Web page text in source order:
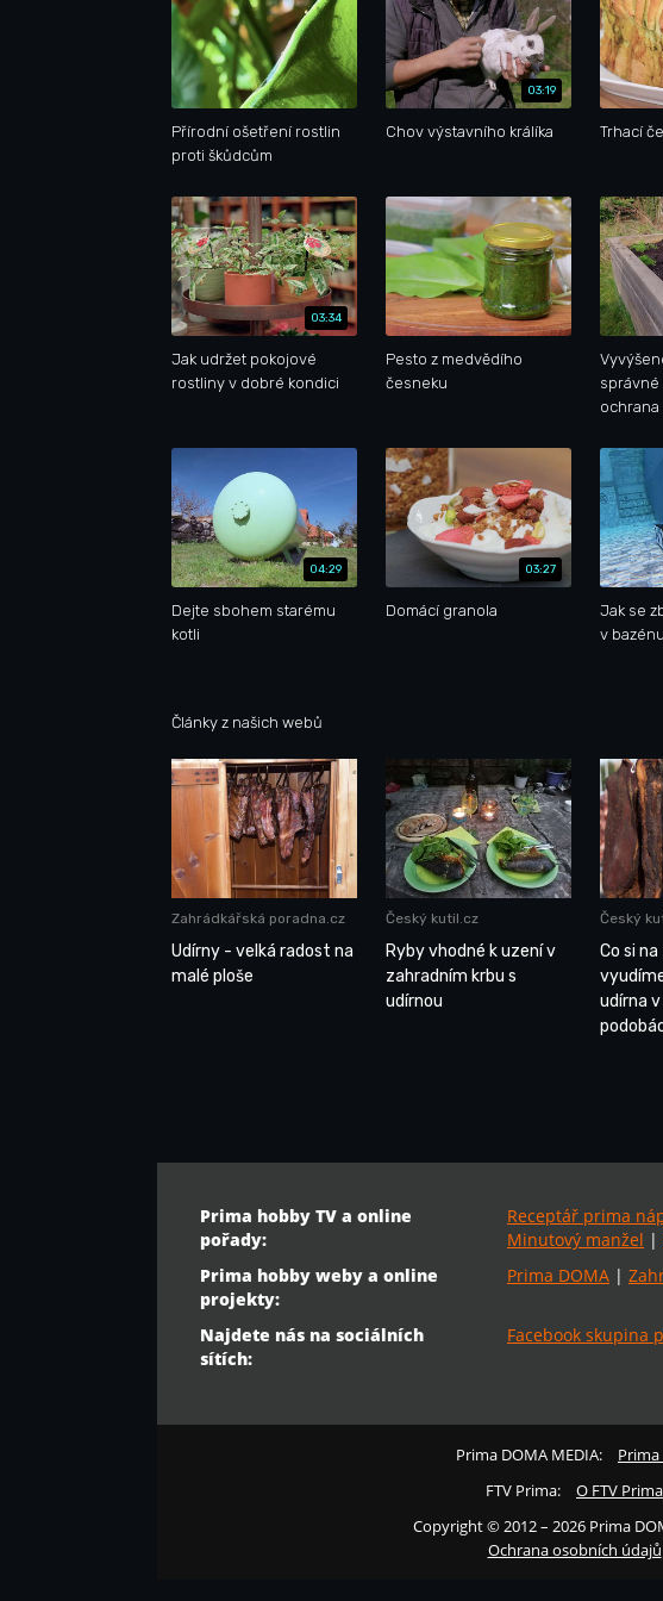
Přírodní ošetření rostlin
proti škůdcům
03:19
Chov výstavního králíka Trhací
03:34
Jak udržet pokojové
rostliny v dobré kondici
Pesto z medvědího
česneku
správné
04:29
Dejte sbohem starému
kotli
03:27
Domácí granola
Jak se
v bazénu
Články z našich webů
Zahrádkářská poradna.cz
Udírny - velká radost na
malé ploše
Český kutil.cz
Ryby vhodné k uzení v
zahradním krbu s
udírnou
Český
Co si
udírna
Prima hobby TV a online
pořady:
Receptář prima
Minutový manžel |
Prima hobby weby a online
projekty:
Prima DOMA |
Najdete nás na sociálních
sítích:
Facebook skupina
Prima DOMA MEDIA: Prima
FTV Prima:
O FTV Prima
Copyright © 2012 – 2026 Prima
Ochrana osobních údajů